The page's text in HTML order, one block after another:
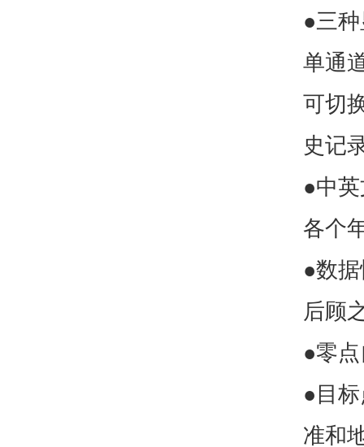
●三
单通
可切
史记
●中
各个
●数
后顾
●零
●目
准和